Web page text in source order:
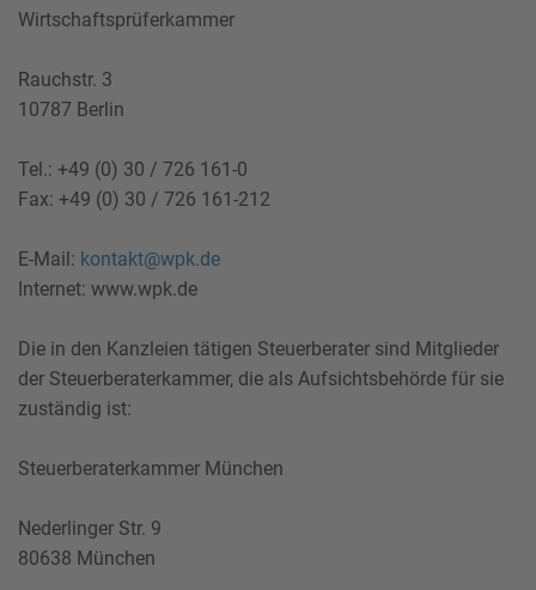
Wirtschaftsprüferkammer
Rauchstr. 3
10787 Berlin
Tel.: +49 (0) 30 / 726 161-0
Fax: +49 (0) 30 / 726 161-212
E-Mail: kontakt@wpk.de
Internet: www.wpk.de
Die in den Kanzleien tätigen Steuerberater sind Mitglieder
der Steuerberaterkammer, die als Aufsichtsbehörde für sie
zuständig ist:
Steuerberaterkammer München
Nederlinger Str. 9
80638 München